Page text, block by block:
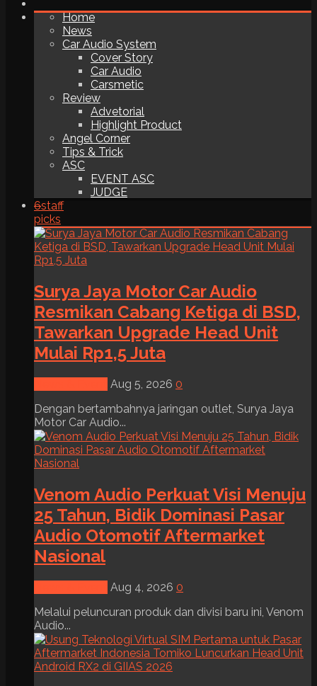
Home
News
Car Audio System
Cover Story
Car Audio
Carsmetic
Review
Advetorial
Highlight Product
Angel Corner
Tips & Trick
ASC
EVENT ASC
JUDGE
6staff
picks
Surya Jaya Motor Car Audio
Resmikan Cabang Ketiga di BSD,
Tawarkan Upgrade Head Unit
Mulai Rp1,5 Juta
Aug 5, 2026 0
Dengan bertambahnya jaringan outlet, Surya Jaya
Motor Car Audio...
Venom Audio Perkuat Visi Menuju
25 Tahun, Bidik Dominasi Pasar
Audio Otomotif Aftermarket
Nasional
Aug 4, 2026 0
Melalui peluncuran produk dan divisi baru ini, Venom
Audio...